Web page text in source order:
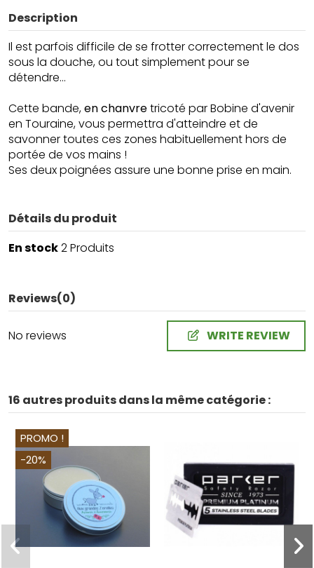
Description
Il est parfois difficile de se frotter correctement le dos
sous la douche, ou tout simplement pour se
détendre...
Cette bande,en chanvretricoté par Bobine d'avenir
en Touraine, vous permettra d'atteindre et de
savonner toutes ces zones habituellement hors de
portée de vos mains !
Ses deux poignées assure une bonne prise en main.
Détails du produit
En stock2 Produits
Reviews(0)
No reviews WRITE REVIEW
16 autres produits dans la même catégorie :
PROMO !
-20%